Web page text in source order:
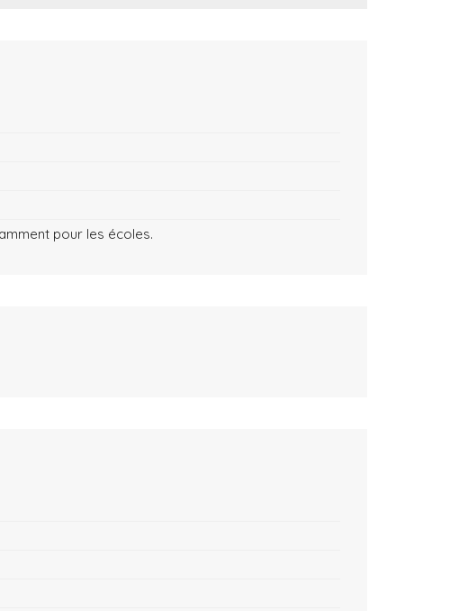
pour les écoles.